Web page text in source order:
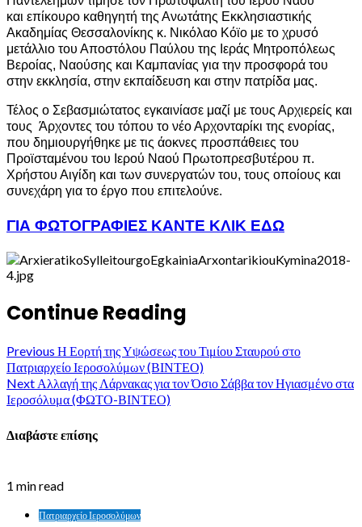
και επίκουρο καθηγητή της Ανωτάτης Εκκλησιαστικής
Ακαδημίας Θεσσαλονίκης κ. Νικόλαο Κόϊο με το χρυσό
μετάλλιο του Αποστόλου Παύλου της Ιεράς Μητροπόλεως
Βεροίας, Ναούσης και Καμπανίας για την προσφορά του
στην εκκλησία, στην εκπαίδευση και στην πατρίδα μας.
Τέλος ο Σεβασμιώτατος εγκαινίασε μαζί με τους Αρχιερείς και
τους Άρχοντες του τόπου το νέο Αρχονταρίκι της ενορίας,
που δημιουργήθηκε με τις άοκνες προσπάθειες του
Προϊσταμένου του Ιερού Ναού Πρωτοπρεσβυτέρου π.
Χρήστου Αιγίδη και των συνεργατών του, τους οποίους και
συνεχάρη για το έργο που επιτελούνε.
ΓΙΑ ΦΩΤΟΓΡΑΦΙΕΣ ΚΑΝΤΕ ΚΛΙΚ ΕΔΩ
Continue Reading
Previous Η Εορτή της Υψώσεως του Τιμίου Σταυρού στο
Πατριαρχείο Ιεροσολύμων (ΒΙΝΤΕΟ)
Next Αλλαγή της Λάρνακας για τον Όσιο Σάββα τον Ηγιασμένο στα
Ιεροσόλυμα (ΦΩΤΟ-ΒΙΝΤΕΟ)
Διαβάστε επίσης
1 min read
Πατριαρχείο Ιεροσολύμων